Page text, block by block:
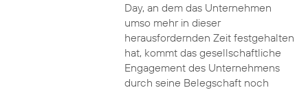
Day, an dem das Unternehmen
umso mehr in dieser
herausfordernden Zeit festgehalten
hat, kommt das gesellschaftliche
Engagement des Unternehmens
durch seine Belegschaft noch